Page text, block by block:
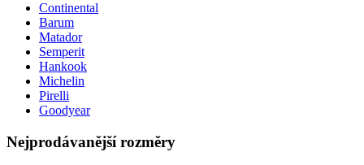
Continental
Barum
Matador
Semperit
Hankook
Michelin
Pirelli
Goodyear
Nejprodávanější rozměry